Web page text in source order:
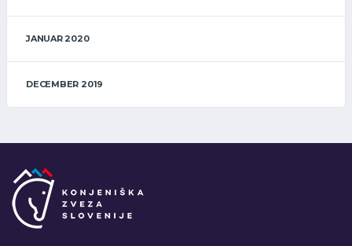
JANUAR 2020
DECEMBER 2019